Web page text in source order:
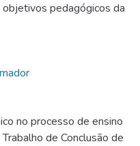
objetivos pedagógicos da
no processo de ensino
de Conclusão de